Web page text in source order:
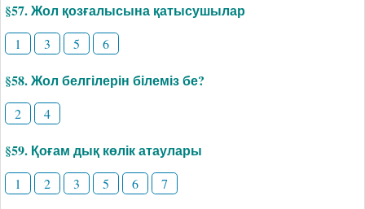
§57. Жол қозғалысына қатысушылар
1 3 5 6
§58. Жол белгілерін білеміз бе?
2 4
§59. Қоғам дық көлік атаулары
1 2 3 5 6 7